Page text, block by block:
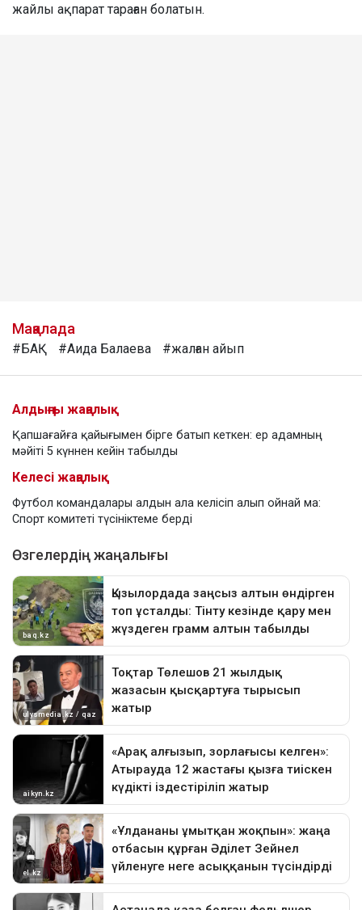
жайлы ақпарат тараған болатын.
Мақалада
#БАҚ #Аида Балаева #жалған айып
Алдыңғы жаңалық
Қапшағайға қайығымен бірге батып кеткен: ер адамның
мәйіті 5 күннен кейін табылды
Келесі жаңалық
Футбол командалары алдын ала келісіп алып ойнай ма:
Спорт комитеті түсініктеме берді